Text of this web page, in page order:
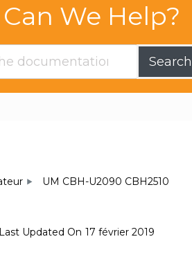
We Help?
Search
UM CBH-U2090 CBH2510
Last Updated On 17 février 2019